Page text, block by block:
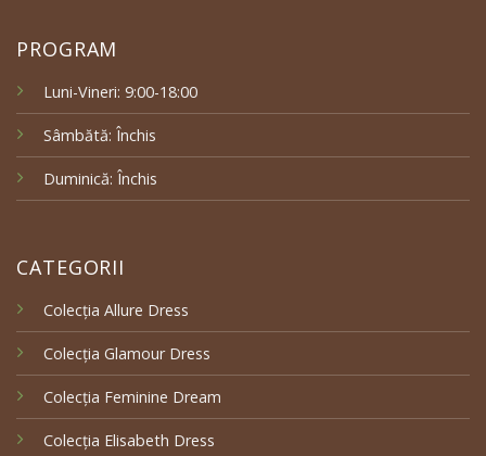
PROGRAM
Luni-Vineri: 9:00-18:00
Sâmbătă: Închis
Duminică: Închis
CATEGORII
Colecția Allure Dress
Colecția Glamour Dress
Colecția Feminine Dream
Colecția Elisabeth Dress